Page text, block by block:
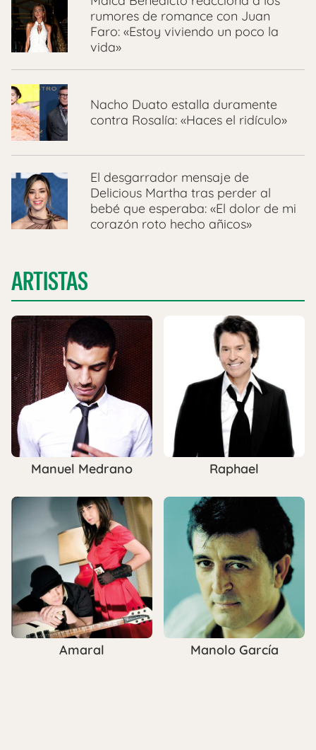
rumores de romance con Juan
Faro: «Estoy viviendo un poco la
vida»
Nacho Duato estalla duramente
contra Rosalía: «Haces el ridículo»
El desgarrador mensaje de
Delicious Martha tras perder al
bebé que esperaba: «El dolor de mi
corazón roto hecho añicos»
ARTISTAS
Manuel Medrano Raphael
Amaral Manolo García